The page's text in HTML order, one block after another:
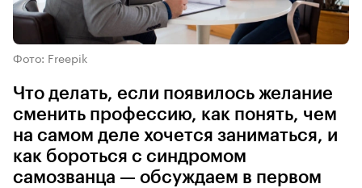
Фото: Freepik
Что делать, если появилось желание
сменить профессию, как понять, чем
на самом деле хочется заниматься, и
как бороться с синдромом
самозванца — обсуждаем в первом